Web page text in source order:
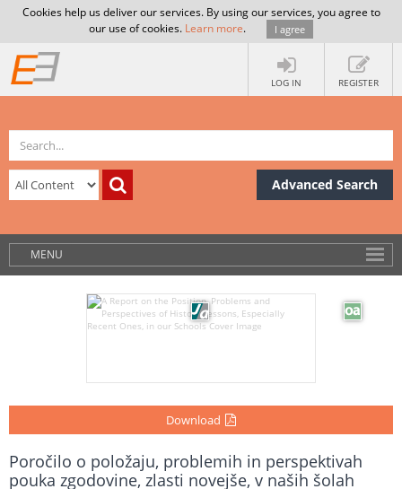
Cookies help us deliver our services. By using our services, you agree to
our use of cookies. Learn more. I agree
LOG IN REGISTER
Advanced Search
MENU
Download
Poročilo o položaju, problemih in perspektivah
pouka zgodovine, zlasti novejše, v naših šolah